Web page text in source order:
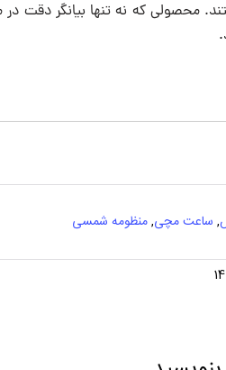
محصولی که نه‌ تنها بیانگر دقت
, ساعت مچی,منظومه شمسی